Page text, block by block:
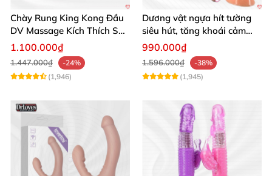
Chày Rung King Kong Đầu
DV Massage Kích Thích Sâu
Mạnh Mẽ
1.100.000₫
1.447.000₫
-24%
(1,946)
Dương vật ngựa hít tường
siêu hút, tăng khoái cảm
tận hưởng
990.000₫
1.596.000₫
-38%
(1,945)